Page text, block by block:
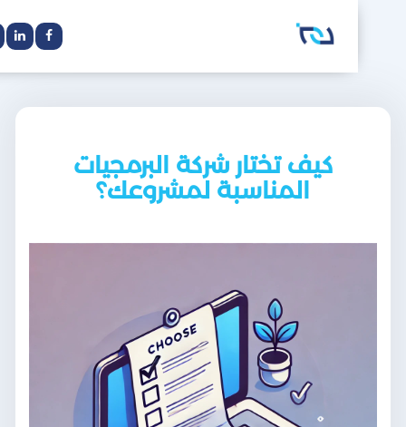
كيف تختار شركة البرمجيات
المناسبة لمشروعك؟